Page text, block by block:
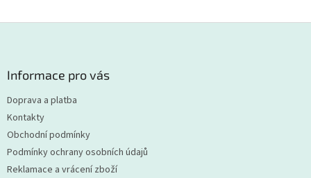
s
Informace pro vás
Doprava a platba
Kontakty
Obchodní podmínky
Podmínky ochrany osobních údajů
Reklamace a vrácení zboží